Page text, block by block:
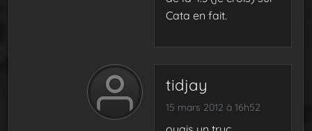
Cata en fait.
tidjay
15 mars 2012 à 16h52